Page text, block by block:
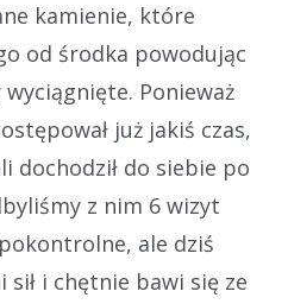
kamienie, które
od środka powodując
Ponieważ
już jakiś czas,
dochodził do siebie po
z nim 6 wizyt
ale dziś
sił i chętnie bawi się ze